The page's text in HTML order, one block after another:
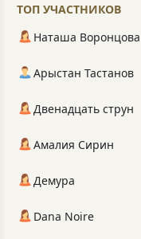
ТОП УЧАСТНИКОВ
Наташа Воронцова
Арыстан Тастанов
Двенадцать струн
Амалия Сирин
Демура
Dana Noire